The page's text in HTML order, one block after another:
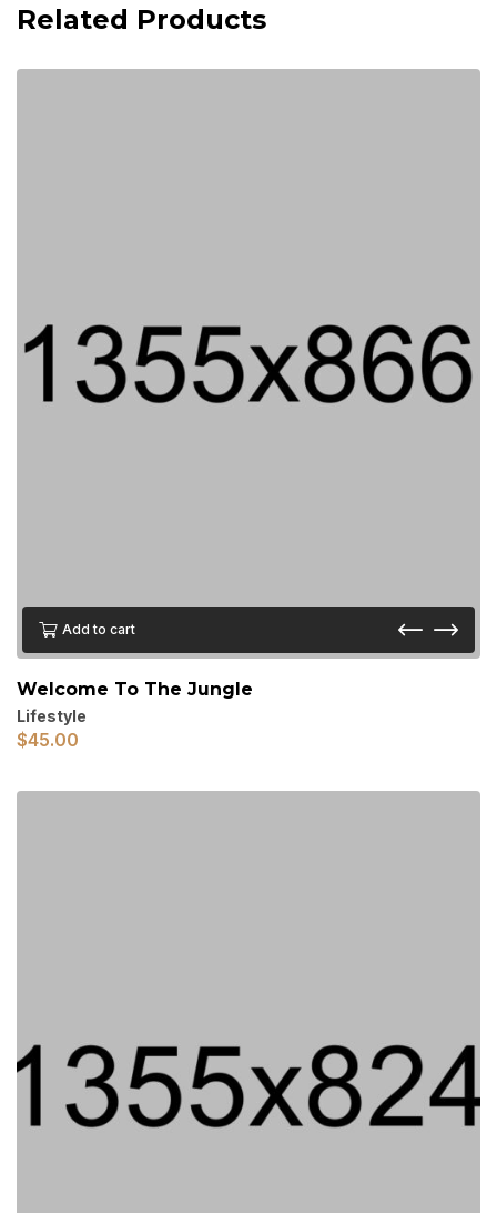
Related Products
Add to cart
Welcome To The Jungle
Lifestyle
$45.00